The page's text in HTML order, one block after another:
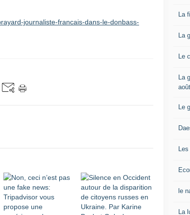
journaliste-francais-dans-le-donbass-
La
La
Le
La
Le
le
La